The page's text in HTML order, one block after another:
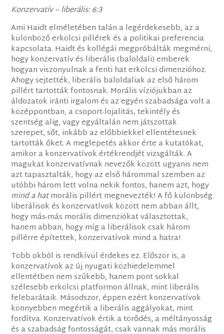
Konzervatív – liberális: 6:3
Ami Haidt elméletében talán a legérdekesebb, az a
különböző erkölcsi pillérek és a politikai preferencia
kapcsolata. Haidt és kollégái megpróbálták megmérni,
hogy konzervatív és liberális (baloldali) emberek
hogyan viszonyulnak a fenti hat erkölcsi dimenzióhoz.
Ahogy sejtették, liberális baloldaliak az első három
pillért tartották fontosnak. Morális víziójukban az
áldozatok iránti irgalom és az egyén szabadsága volt a
középpontban, a csoport-lojalitás, tekintély és
szentség alig, vagy egyáltalán nem játszottak
szerepet, sőt, inkább az előbbiekkel ellentétesnek
tartották őket. A meglepetés akkor érte a kutatókat,
amikor a konzervatívok értékrendjét vizsgálták. A
magukat konzervatívnak nevezők között ugyanis nem
azt tapasztalták, hogy az első hárommal szemben az
utóbbi három lett volna nekik fontos, hanem azt, hogy
mind a hatmorális pillért megnevezték! A fő különbség
liberálisok és konzervatívok között nem abban állt,
hogy más-más morális dimenziókat választottak,
hanem abban, hogy míg a liberálisok csak három
pillérre építettek, konzervatívok mind a hatra!
Több okból is rendkívül érdekes ez. Először is, a
konzervatívok az új nyugati közhiedelemmel
ellentétben nem szűkebb, hanem pont sokkal
szélesebb erkölcsi platformon állnak, mint liberális
felebarátaik. Másodszor, éppen ezért konzervatívok
könnyebben megértik a liberális aggályokat, mint
fordítva. Konzervatívok értik a törődés, a méltányosság
és a szabadság fontosságát, csak vannak más morális